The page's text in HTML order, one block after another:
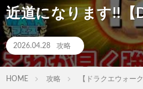
近道になります!!【
2026.04.28 攻略
HOME 攻略 【ドラクエウォー